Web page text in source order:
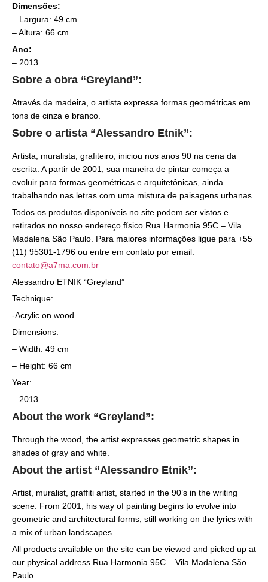
Dimensões:
– Largura: 49 cm
– Altura: 66 cm
Ano:
– 2013
Sobre a obra “Greyland”:
Através da madeira, o artista expressa formas geométricas em
tons de cinza e branco.
Sobre o artista “Alessandro Etnik”:
Artista, muralista, grafiteiro, iniciou nos anos 90 na cena da
escrita. A partir de 2001, sua maneira de pintar começa a
evoluir para formas geométricas e arquitetônicas, ainda
trabalhando nas letras com uma mistura de paisagens urbanas.
Todos os produtos disponíveis no site podem ser vistos e
retirados no nosso endereço físico Rua Harmonia 95C – Vila
Madalena São Paulo. Para maiores informações ligue para +55
(11) 95301-1796 ou entre em contato por email:
contato@a7ma.com.br
Alessandro ETNIK “Greyland”
Technique:
-Acrylic on wood
Dimensions:
– Width: 49 cm
– Height: 66 cm
Year:
– 2013
About the work “Greyland”:
Through the wood, the artist expresses geometric shapes in
shades of gray and white.
About the artist “Alessandro Etnik”:
Artist, muralist, graffiti artist, started in the 90’s in the writing
scene. From 2001, his way of painting begins to evolve into
geometric and architectural forms, still working on the lyrics with
a mix of urban landscapes.
All products available on the site can be viewed and picked up at
our physical address Rua Harmonia 95C – Vila Madalena São
Paulo.